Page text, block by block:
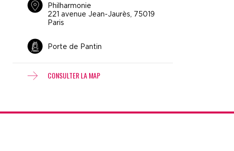
Philharmonie
221 avenue Jean-Jaurès, 75019
Paris
Porte de Pantin
CONSULTER LA MAP